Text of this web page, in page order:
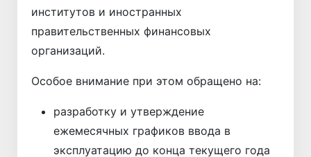
институтов и иностранных
правительственных финансовых
организаций.
Особое внимание при этом обращено на:
разработку и утверждение
ежемесячных графиков ввода в
эксплуатацию до конца текущего года